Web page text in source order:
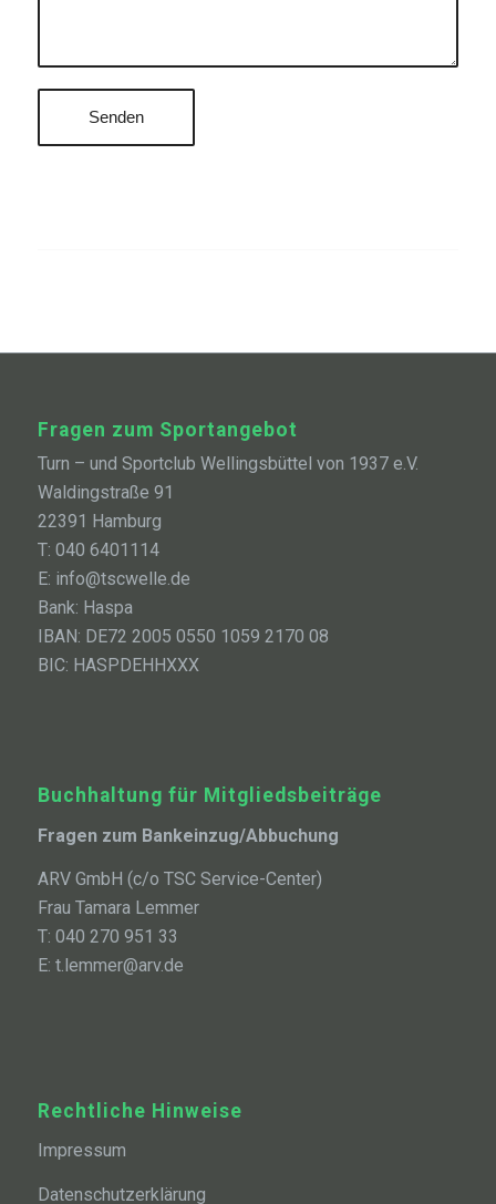
Fragen zum Sportangebot
Turn – und Sportclub Wellingsbüttel von 1937 e.V.
Waldingstraße 91
22391 Hamburg
T: 040 6401114
E: info@tscwelle.de
Bank: Haspa
IBAN: DE72 2005 0550 1059 2170 08
BIC: HASPDEHHXXX
Buchhaltung für Mitgliedsbeiträge
Fragen zum Bankeinzug/Abbuchung
ARV GmbH (c/o TSC Service-Center)
Frau Tamara Lemmer
T: 040 270 951 33
E: t.lemmer@arv.de
Rechtliche Hinweise
Impressum
Datenschutzerklärung